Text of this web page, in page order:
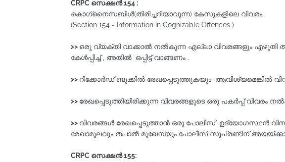
CRPC സെക്ഷൻ 154 :
കൊഗ്‌നൈസബിൾ(തിരിച്ചറിയാവുന്ന) കേസുകളിലെ വിവരം
(Section 154 - Information in Cognizable Offences )
>> ഒരു വ്യക്തി വാക്കാൽ നൽകുന്ന എല്ലാ വിവരങ്ങളും എഴുതി
കേൾപ്പിച്ച് , അതിൽ ഒപ്പിട്ട് വാങ്ങണം .
>> റിക്കോര്‍ഡ്‌ ബുക്കില്‍ രേഖപ്പെടുത്തുകയും ആവിശ്യമെങ്കില്‍
>> രേഖപ്പെടുത്തിയിരിക്കുന്ന വിവരങ്ങളുടെ ഒരു പകർപ്പ് വിവരം
>> വിവരങ്ങൾ രേഖപ്പെടുത്താൻ ഒരു പോലീസ് ഉദ്യോഗസ്ഥൻ
രേഖാമൂലവും തപാൽ മുഖേനയും പോലീസ് സൂപ്രണ്ടിന്
CRPC സെക്ഷൻ 155: